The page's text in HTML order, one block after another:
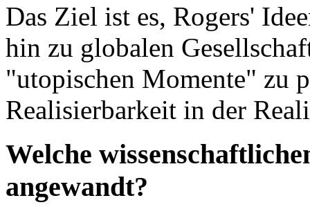
Das Ziel ist es, Rogers'
hin zu globalen
"utopischen Momente" zu
Realisierbarkeit in der
Welche
angewandt?